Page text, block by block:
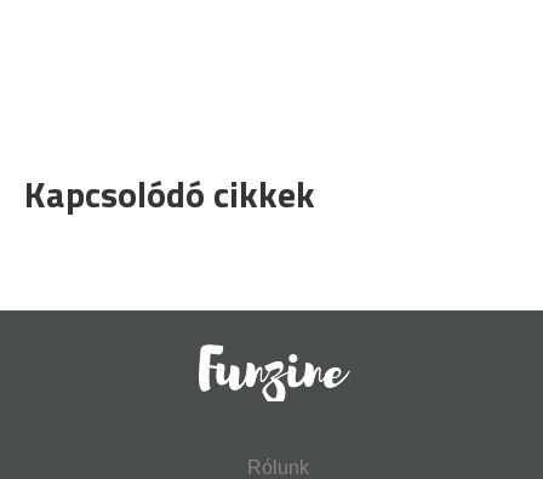
Kapcsolódó cikkek
Rólunk